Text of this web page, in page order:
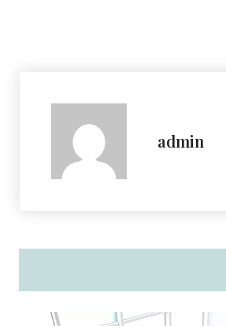
admin